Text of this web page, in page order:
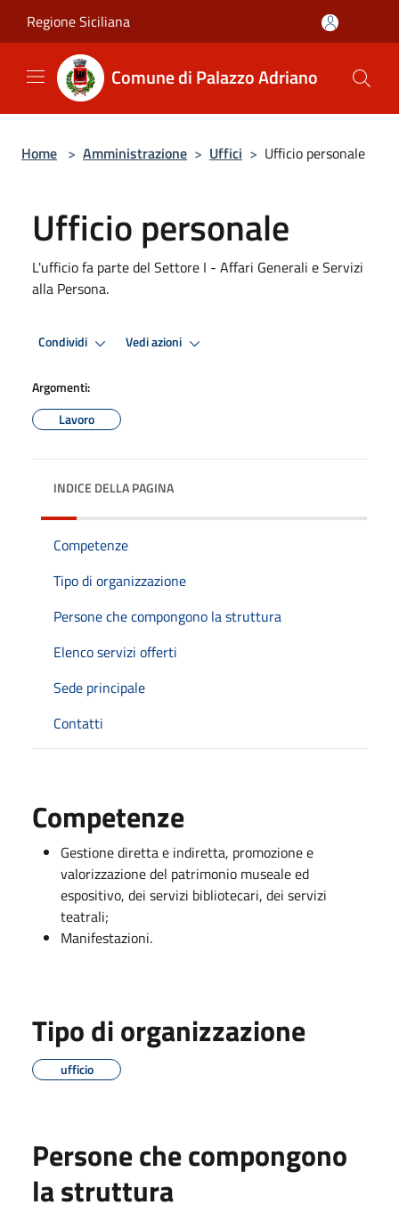
Regione Siciliana
Comune di Palazzo Adriano
Home > Amministrazione > Uffici > Ufficio personale
Ufficio personale
L'ufficio fa parte del Settore I - Affari Generali e Servizi
alla Persona.
Condividi Vedi azioni
Argomenti:
Lavoro
INDICE DELLA PAGINA
Competenze
Tipo di organizzazione
Persone che compongono la struttura
Elenco servizi offerti
Sede principale
Contatti
Competenze
Gestione diretta e indiretta, promozione e
valorizzazione del patrimonio museale ed
espositivo, dei servizi bibliotecari, dei servizi
teatrali;
Manifestazioni.
Tipo di organizzazione
ufficio
Persone che compongono
la struttura